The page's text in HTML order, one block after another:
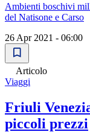
Ambienti boschivi
del Natisone e Carso
26 Apr 2021 - 06:00
Articolo
Viaggi
Friuli
piccoli prezzi